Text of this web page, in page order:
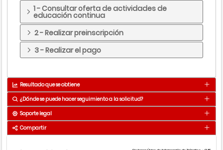
1 - Consultar oferta de actividades de
educación continua
2 - Realizar preinscripción
3 - Realizar el pago
Resultado que se obtiene
Resultado
Matrícula a un programa de trabajo y
desarrollo humano
Se obtiene de forma inmediata
¿Dónde se puede hacer seguimiento a la solicitud?
Medio
Detalle
Telefonico Fijo :(604)4445611- [ ext: 101 ]- Horario :
Soporte legal
Compartir